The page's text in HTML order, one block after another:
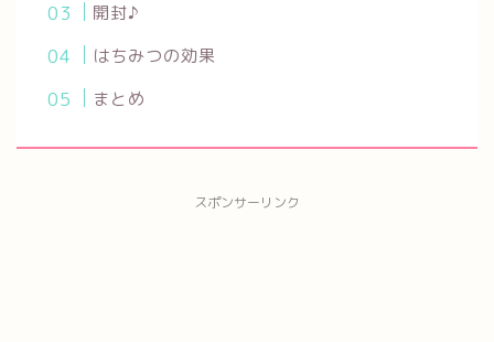
開封♪
はちみつの効果
まとめ
スポンサーリンク